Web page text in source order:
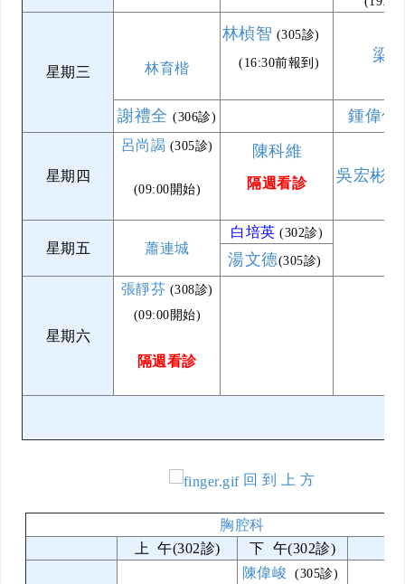
星期三 林育楷
林楨智 (305診)
(16:30前報到) 梁
謝禮全 (306診) 鍾偉信
星期四
呂尚謁 (305診)
(09:00開始)
陳科維
隔週看診 吳宏彬
星期五 蕭連城
白培英 (302診)
湯文德(305診)
星期六
張靜芬 (308診)
(09:00開始)
隔週看診
回 到 上 方
胸腔科
上 午(302診)
下 午(302診)
陳偉峻 (305診)